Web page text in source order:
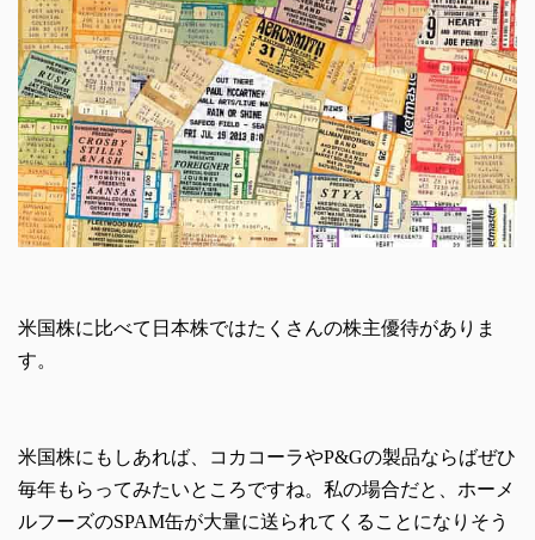
米国株に比べて日本株ではたくさんの株主優待がありま
す。
米国株にもしあれば、コカコーラやP&Gの製品ならばぜひ
毎年もらってみたいところですね。私の場合だと、ホーメ
ルフーズのSPAM缶が大量に送られてくることになりそう